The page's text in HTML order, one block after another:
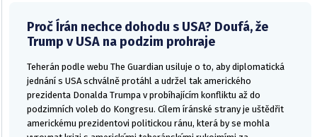
Proč Írán nechce dohodu s USA? Doufá, že
Trump v USA na podzim prohraje
Teherán podle webu The Guardian usiluje o to, aby diplomatická
jednání s USA schválně protáhl a udržel tak amerického
prezidenta Donalda Trumpa v probíhajícím konfliktu až do
podzimních voleb do Kongresu. Cílem íránské strany je uštědřit
americkému prezidentovi politickou ránu, která by se mohla